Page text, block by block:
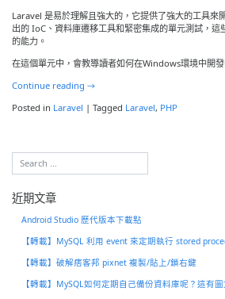
Laravel 是易於理解且強大的，它提供了強大的工具來
出的 IoC、資料庫遷移工具和緊密集成的單元測試，這
的能力。
在這個單元中，會教導讀者如何在Windows環境中開
Continue reading →
Posted in Laravel | Tagged Laravel, PHP
近期文章
Android Studio 歷代版本下載點
【轉載】MySQL 利用 event 來定期執行 stored
【轉載】破解痞客邦 pixnet 複製/貼上/鎖右鍵
【轉載】MySQL如何定期自己備份資料庫呢？這有圖